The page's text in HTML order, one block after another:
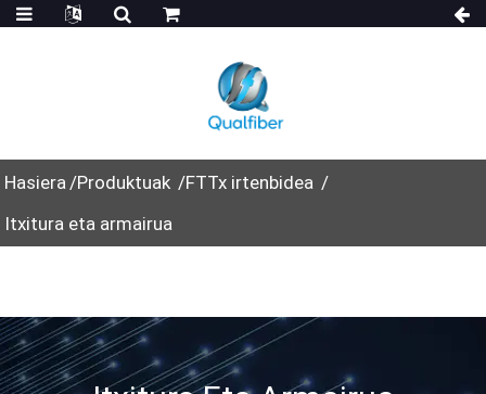
Hasiera Produktuak
FTTx irtenbidea
Itxitura eta armairua